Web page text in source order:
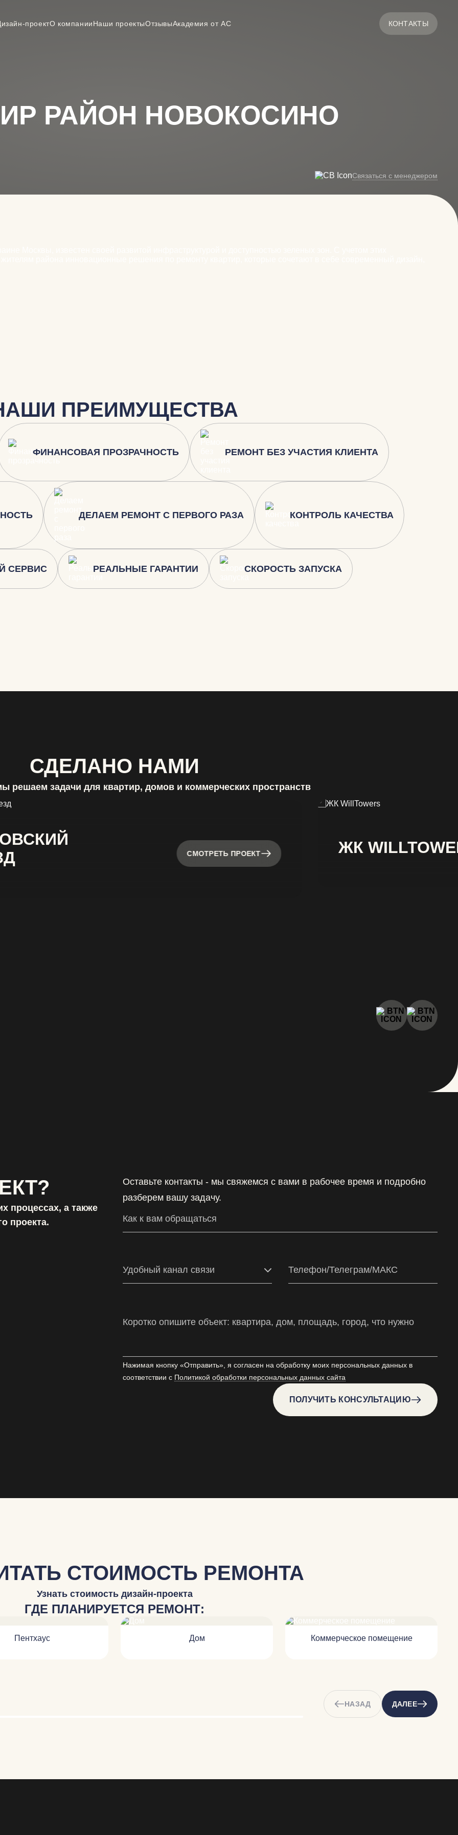
проектО компанииНаши проектыОтзывыАкадемия от АС КОНТАКТЫ
РАЙОН НОВОКОСИНО
Связаться с менеджером
ПРЕИМУЩЕСТВА
ФИНАНСОВАЯ ПРОЗРАЧНОСТЬ РЕМОНТ БЕЗ УЧАСТИЯ КЛИЕНТА
ДЕЛАЕМ РЕМОНТ С ПЕРВОГО РАЗА КОНТРОЛЬ КАЧЕСТВА
СЕРВИС РЕАЛЬНЫЕ ГАРАНТИИ СКОРОСТЬ ЗАПУСКА
СДЕЛАНО НАМИ
решаем задачи для квартир, домов и коммерческих пространств
СМОТРЕТЬ ПРОЕКТ ЖК
процессах, а также
проекта.
Оставьте контакты - мы свяжемся с вами в рабочее время и подробно
разберем вашу задачу.
Удобный канал связи
ПОЛУЧИТЬ КОНСУЛЬТАЦИЮ
Нажимая кнопку «Отправить», я согласен на обработку моих персональных данных в
соответствии с Политикой обработки персональных данных сайта
СТОИМОСТЬ РЕМОНТА
Узнать стоимость дизайн-проекта
ГДЕ ПЛАНИРУЕТСЯ РЕМОНТ:
Пентхаус Дом Коммерческое помещение
НАЗАД ДАЛЕЕ